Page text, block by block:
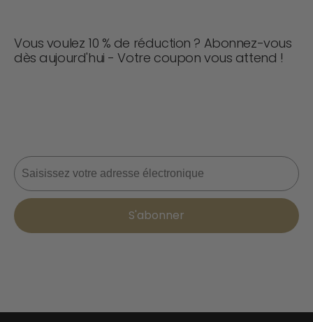
Vous voulez 10 % de réduction ? Abonnez-vous
dès aujourd'hui - Votre coupon vous attend !
Courriel
S'abonner